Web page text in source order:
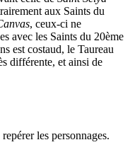
aux Saints du
, ceux-ci ne
avec les Saints du 20ème
est costaud, le Taureau
différente, et ainsi de
les personnages.